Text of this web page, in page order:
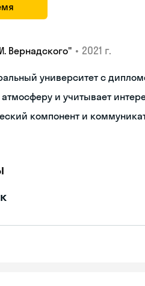
Вернадского" • 2021 г.
университет с
атмосферу и учитывает
компонент и